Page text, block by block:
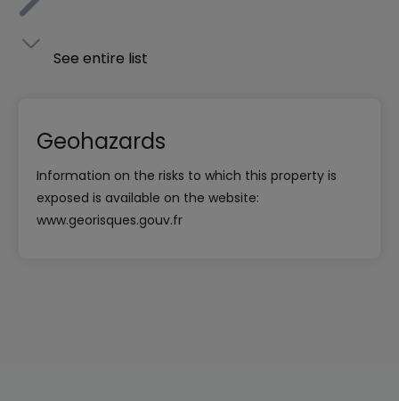
See entire list
Geohazards
Information on the risks to which this property is
exposed is available on the website:
www.georisques.gouv.fr